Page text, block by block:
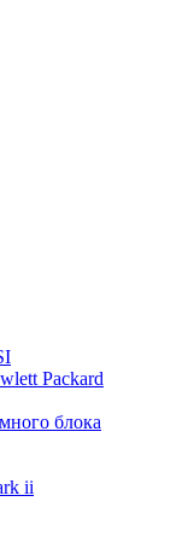
Packard
блока
ii